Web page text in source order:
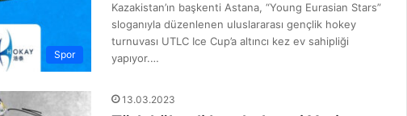
Spor
Kazakistan’ın başkenti Astana, “Young Eurasian Stars”
sloganıyla düzenlenen uluslararası gençlik hokey
turnuvası UTLC Ice Cup’a altıncı kez ev sahipliği
yapıyor.…
13.03.2023